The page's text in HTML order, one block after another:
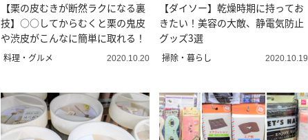
【栗の皮むきが断然ラクになる裏
技】○○してからむくと栗の鬼皮
や渋皮がこんなに簡単に取れる！
料理・グルメ 2020.10.20
【ダイソー】乾燥時期に持ってお
きたい！美容の大敵、静電気防止
グッズ3選
掃除・暮らし 2020.10.19